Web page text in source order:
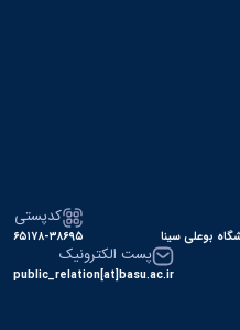
بوعلی سینا
کدپستی
۶۵۱۷۸-۳۸۶۹۵
پست الکترونیک
public_relation[at]basu.ac.ir